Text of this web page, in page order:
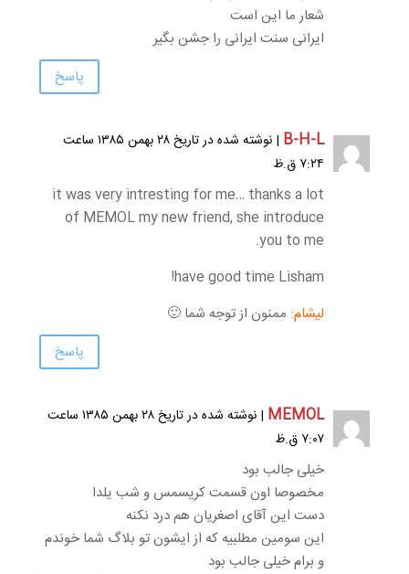
شعار ما این است
ایرانی سنت ایرانی را جشن بگیر
پاسخ
B-H-L
| نوشته شده در تاریخ ۲۸ بهمن ۱۳۸۵ ساعت
۷:۲۴ ق.ظ
it was very intresting for me… thanks a lot
of MEMOL my new friend, she introduce
you to me.
have good time Lisham!
لیشام: ممنون از توجه شما 🙂
پاسخ
MEMOL
| نوشته شده در تاریخ ۲۸ بهمن ۱۳۸۵ ساعت
۷:۰۷ ق.ظ
خیلی جالب بود
مخصوصا اون قسمت کریسمس و شب یلدا
دست این آقای اصغریان هم درد نکنه
این سومین مطلبیه که از ایشون تو بلاگ شما خوندم
و برام خیلی جالب بود